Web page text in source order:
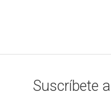
Suscríbete